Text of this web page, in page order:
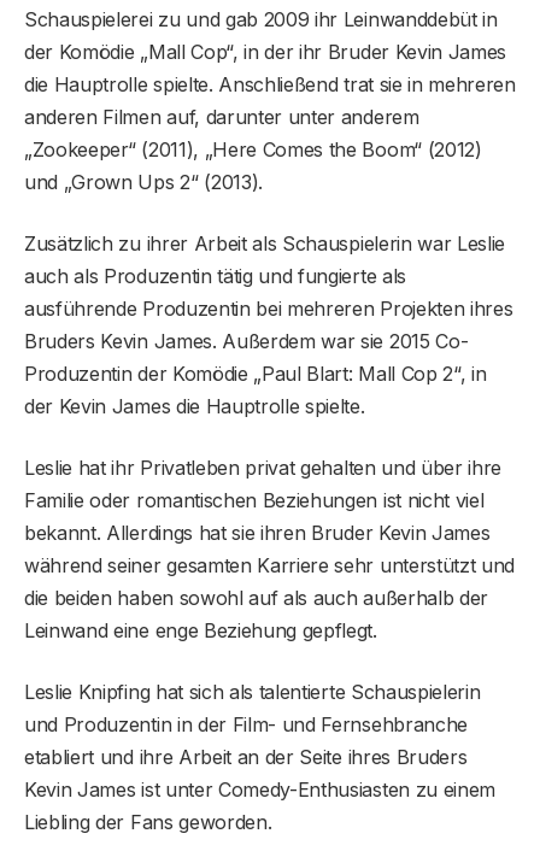
Schauspielerei zu und gab 2009 ihr Leinwanddebüt in
der Komödie „Mall Cop“, in der ihr Bruder Kevin James
die Hauptrolle spielte. Anschließend trat sie in mehreren
anderen Filmen auf, darunter unter anderem
„Zookeeper“ (2011), „Here Comes the Boom“ (2012)
und „Grown Ups 2“ (2013).
Zusätzlich zu ihrer Arbeit als Schauspielerin war Leslie
auch als Produzentin tätig und fungierte als
ausführende Produzentin bei mehreren Projekten ihres
Bruders Kevin James. Außerdem war sie 2015 Co-
Produzentin der Komödie „Paul Blart: Mall Cop 2“, in
der Kevin James die Hauptrolle spielte.
Leslie hat ihr Privatleben privat gehalten und über ihre
Familie oder romantischen Beziehungen ist nicht viel
bekannt. Allerdings hat sie ihren Bruder Kevin James
während seiner gesamten Karriere sehr unterstützt und
die beiden haben sowohl auf als auch außerhalb der
Leinwand eine enge Beziehung gepflegt.
Leslie Knipfing hat sich als talentierte Schauspielerin
und Produzentin in der Film- und Fernsehbranche
etabliert und ihre Arbeit an der Seite ihres Bruders
Kevin James ist unter Comedy-Enthusiasten zu einem
Liebling der Fans geworden.